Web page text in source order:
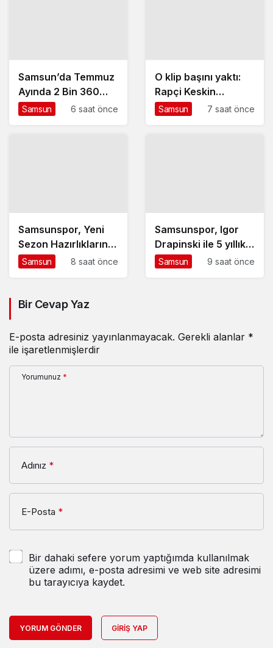
Samsun’da Temmuz
Ayında 2 Bin 360
Trafik Kazası: 2 Ölü,
Samsun 6 saat önce
O klip başını yaktı:
Rapçi Keskin
gözaltında
Samsun 7 saat önce
Samsunspor, Yeni
Sezon Hazırlıklarına
Samsun’da Devam
Samsun 8 saat önce
Samsunspor, Igor
Drapinski ile 5 yıllık
sözleşme imzaladı
Samsun 9 saat önce
Bir Cevap Yaz
E-posta adresiniz yayınlanmayacak. Gerekli alanlar *
ile işaretlenmişlerdir
Yorumunuz *
Adınız *
E-Posta *
Bir dahaki sefere yorum yaptığımda kullanılmak
üzere adımı, e-posta adresimi ve web site adresimi
bu tarayıcıya kaydet.
YORUM GÖNDER GIRIŞ YAP